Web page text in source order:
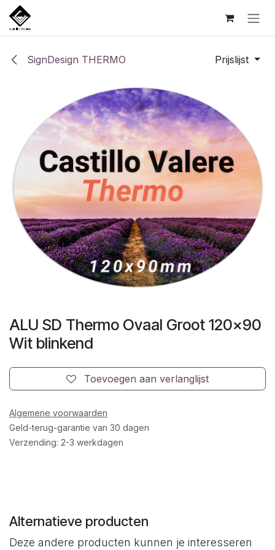
Overslaan naar inhoud
SignDesign THERMO Prijslijst
ALU SD Thermo Ovaal Groot 120x90
Wit blinkend
Toevoegen aan verlanglijst
Algemene voorwaarden
Geld-terug-garantie van 30 dagen
Verzending: 2-3 werkdagen
Alternatieve producten
Deze andere producten kunnen je interesseren